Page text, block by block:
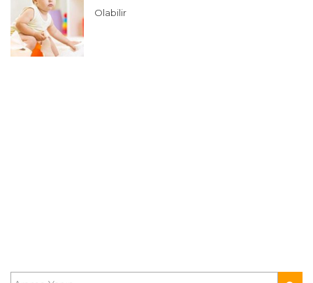
Olabilir